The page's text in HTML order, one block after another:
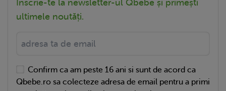
Înscrie-te la newsletter-ul Qbebe și primești
ultimele noutăți.
Confirm ca am peste 16 ani si sunt de acord ca
Qbebe.ro sa colecteze adresa de email pentru a primi